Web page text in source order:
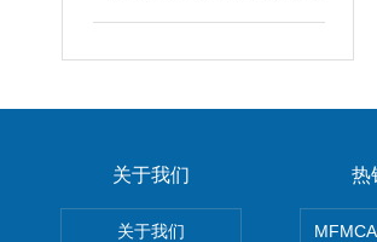
室
关于我们
关于我们
热